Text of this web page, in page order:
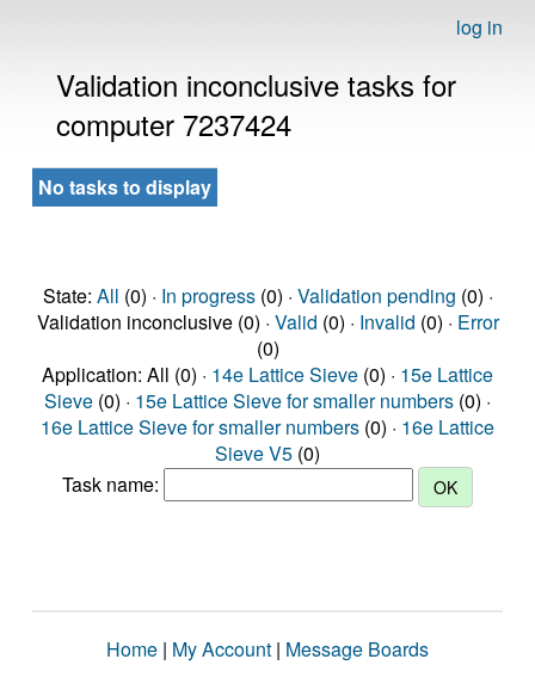
log in
Validation inconclusive tasks for
computer 7237424
No tasks to display
State: All (0) · In progress(0) · Validation pending (0) ·
Validation inconclusive (0) · Valid (0) · Invalid (0) · Error
(0)
Application: All (0) · 14e Lattice Sieve (0) · 15e Lattice
Sieve (0) · 15e Lattice Sieve for smaller numbers (0) ·
16e Lattice Sieve for smaller numbers (0) · 16e Lattice
Sieve V5 (0)
Task name:
Home | My Account | Message Boards